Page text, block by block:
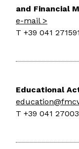
and Financial
e-mail >
T +39 041
Educational
T +39 041